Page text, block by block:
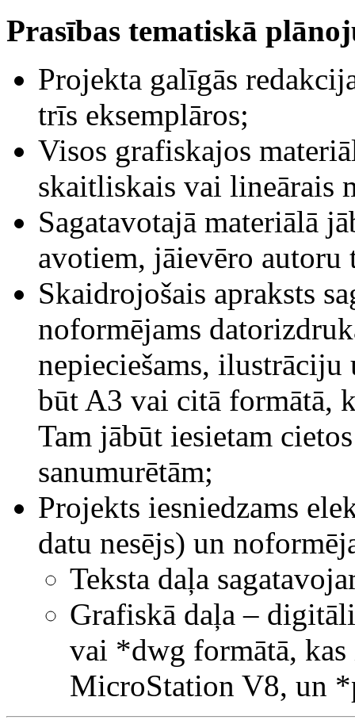
Prasības tematiskā
Projekta galīgās
trīs eksemplāros;
Visos grafiskajos
skaitliskais vai lineārais
Sagatavotajā materiālā
avotiem, jāievēro autoru
Skaidrojošais apraksts
noformējams
nepieciešams,
būt A3 vai citā formātā,
Tam jābūt iesietam
sanumurētām;
Projekts iesniedzams
datu nesējs) un
Teksta daļa
Grafiskā daļa –
vai *dwg formātā, kas
MicroStation V8, un